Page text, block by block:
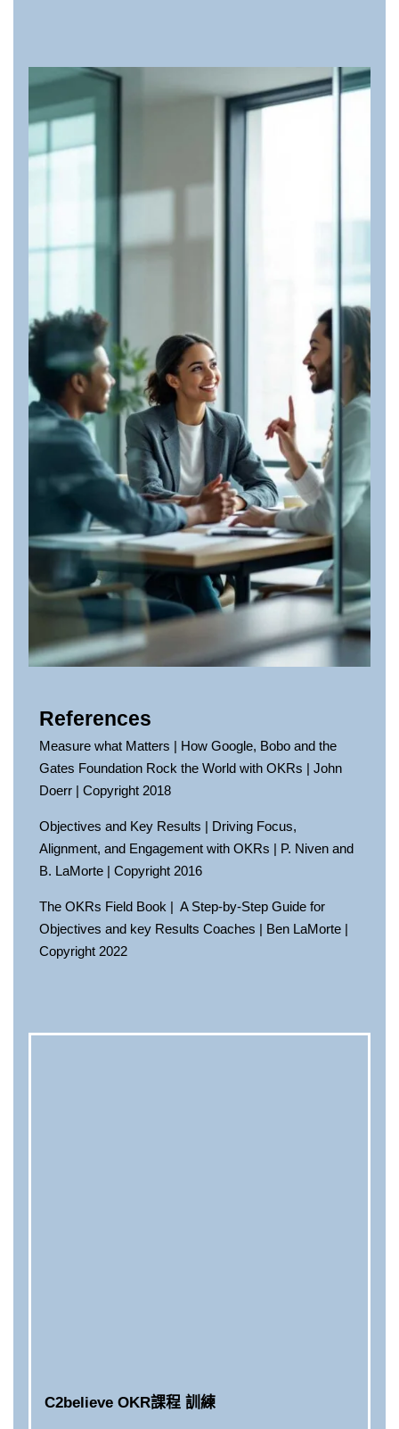
References
Measure what Matters | How Google, Bobo and the
Gates Foundation Rock the World with OKRs | John
Doerr | Copyright 2018
Objectives and Key Results | Driving Focus,
Alignment, and Engagement with OKRs | P. Niven and
B. LaMorte | Copyright 2016
The OKRs Field Book | A Step-by-Step Guide for
Objectives and key Results Coaches | Ben LaMorte |
Copyright 2022
C2believe OKR課程 訓練